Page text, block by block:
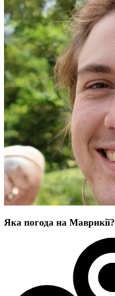
Яка погода на Маврикії?